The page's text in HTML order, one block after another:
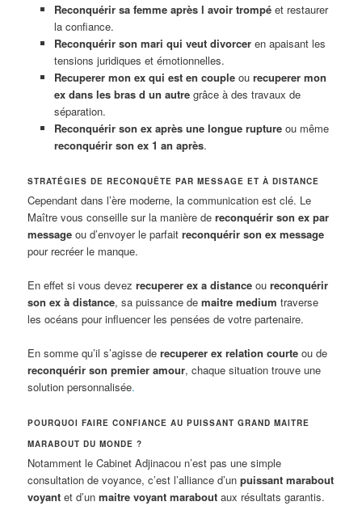
Reconquérir sa femme après l avoir trompéet restaurer
la confiance.
Reconquérir son mari qui veut divorceren apaisant les
tensions juridiques et émotionnelles.
Recuperer mon ex qui est en coupleou recuperer mon
ex dans les bras d un autregrâce à des travaux de
séparation.
Reconquérir son ex après une longue ruptureou même
reconquérir son ex 1 an après.
STRATÉGIES DE RECONQUÊTE PAR MESSAGE ET À DISTANCE
Cependant dans l’ère moderne, la communication est clé. Le
Maître vous conseille sur la manière dereconquérir son ex par
message ou d’envoyer le parfaitreconquérir son ex message
pour recréer le manque.
En effet si vous devezrecuperer ex a distance oureconquérir
son ex à distance, sa puissance demaitre medium traverse
les océans pour influencer les pensées de votre partenaire.
En somme qu’il s’agisse derecuperer ex relation courte ou de
reconquérir son premier amour, chaque situation trouve une
solution personnalisée.
POURQUOI FAIRE CONFIANCE AU PUISSANT GRAND MAITRE
MARABOUT DU MONDE ?
Notamment le Cabinet Adjinacou n’est pas une simple
consultation de voyance, c’est l’alliance d’unpuissant marabout
voyant et d’unmaitre voyant marabout aux résultats garantis.